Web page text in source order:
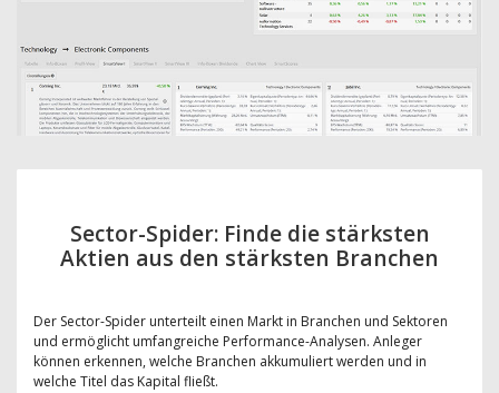
Sector-Spider: Finde die stärksten
Aktien aus den stärksten Branchen
Der Sector-Spider unterteilt einen Markt in Branchen und Sektoren
und ermöglicht umfangreiche Performance-Analysen. Anleger
können erkennen, welche Branchen akkumuliert werden und in
welche Titel das Kapital fließt.